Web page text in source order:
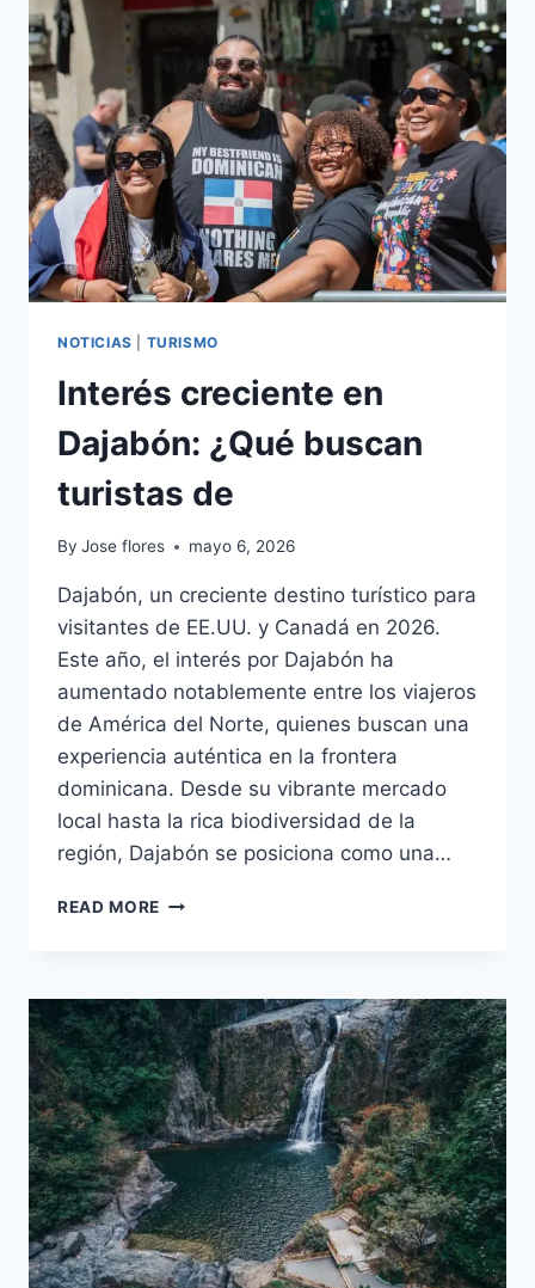
CULTURA
CORAZÓN
DE
LA
NOTICIAS TURISMO
Interés creciente en
Dajabón: ¿Qué buscan
turistas de
By Jose flores mayo 6, 2026
Dajabón, un creciente destino turístico para
visitantes de EE.UU. y Canadá en 2026.
Este año, el interés por Dajabón ha
aumentado notablemente entre los viajeros
de América del Norte, quienes buscan una
experiencia auténtica en la frontera
dominicana. Desde su vibrante mercado
local hasta la rica biodiversidad de la
región, Dajabón se posiciona como una…
READ MORE INTERÉS
¿QUÉ
BUSCAN
TURISTAS
DE